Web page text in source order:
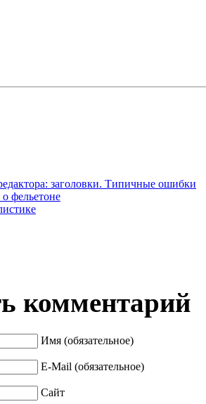
заголовки. Типичные ошибки
фельетоне
комментарий
Имя (обязательное)
E-Mail (обязательное)
Сайт